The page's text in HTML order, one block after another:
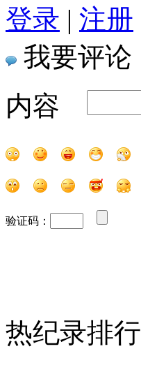
登录 | 注册
我要评论
内容
验证码：
热纪录排行